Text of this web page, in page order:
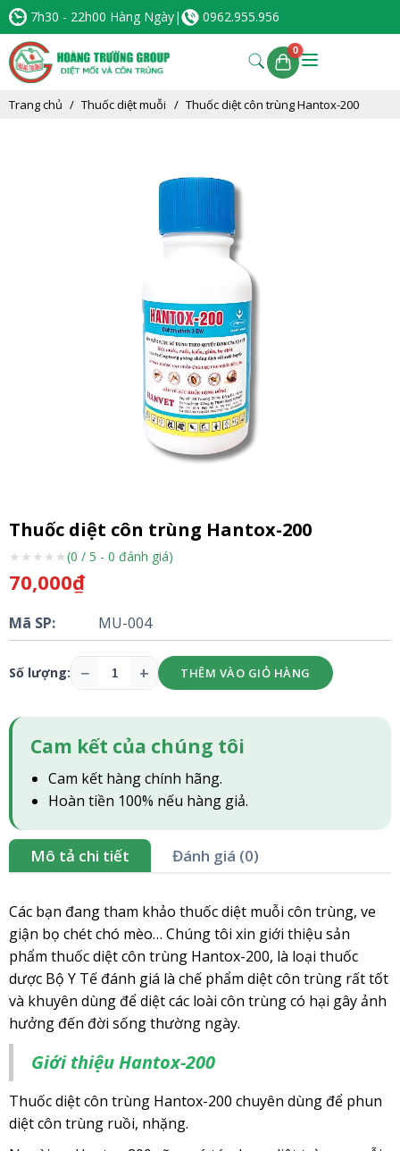
7h30 - 22h00 Hàng Ngày| 0962.955.956
Trang chủ Thuốc diệt muỗi Thuốc diệt côn trùng Hantox-200
Thuốc diệt côn trùng Hantox-200
★ ★ ★ ★ ★(0 / 5 - 0 đánh giá)
70,000₫
Mã SP: MU-004
Số lượng: − + THÊM VÀO GIỎ HÀNG
Cam kết của chúng tôi
Cam kết hàng chính hãng.
Hoàn tiền 100% nếu hàng giả.
Mô tả chi tiết Đánh giá (0)
Các bạn đang tham khảo thuốc diệt muỗi côn trùng, ve
giận bọ chét chó mèo… Chúng tôi xin giới thiệu sản
phẩm thuốc diệt côn trùng Hantox-200, là loại thuốc
dược Bộ Y Tế đánh giá là chế phẩm diệt côn trùng rất tốt
và khuyên dùng để diệt các loài côn trùng có hại gây ảnh
hưởng đến đời sống thường ngày.
Giới thiệu Hantox-200
Thuốc diệt côn trùng Hantox-200 chuyên dùng để phun
diệt côn trùng ruồi, nhặng.